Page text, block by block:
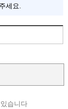
세요.
습니다